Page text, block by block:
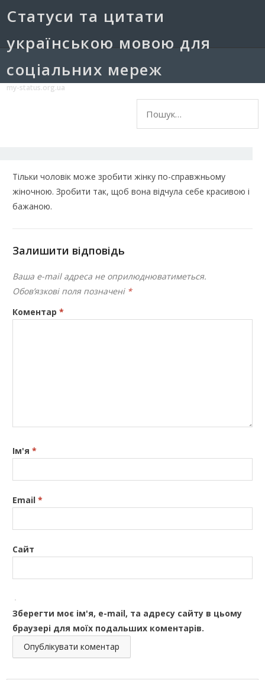
Cтатуси та цитати
українською мовою для
соціальних мереж
my-status.org.ua
Тільки чоловік може зробити жінку по-справжньому
жіночною. Зробити так, щоб вона відчула себе красивою і
бажаною.
Залишити відповідь
Ваша e-mail адреса не оприлюднюватиметься.
Обов’язкові поля позначені *
Коментар*
Ім'я*
Email*
Сайт
Зберегти моє ім'я, e-mail, та адресу сайту в цьому
браузері для моїх подальших коментарів.